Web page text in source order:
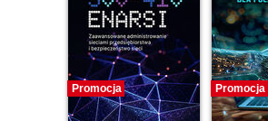
Promocja Promocja